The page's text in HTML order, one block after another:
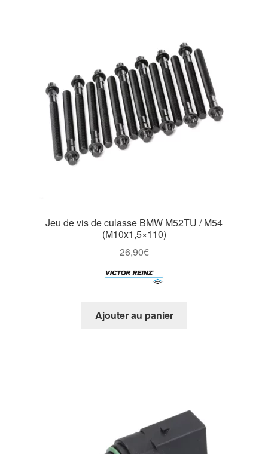
Jeu de vis de culasse BMW M52TU / M54
(M10x1,5×110)
26,90€
Ajouter au panier